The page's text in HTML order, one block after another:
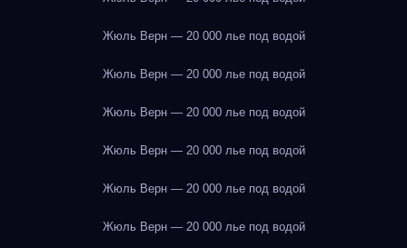
Жюль Верн — 20 000 лье под водой
Жюль Верн — 20 000 лье под водой
Жюль Верн — 20 000 лье под водой
Жюль Верн — 20 000 лье под водой
Жюль Верн — 20 000 лье под водой
Жюль Верн — 20 000 лье под водой